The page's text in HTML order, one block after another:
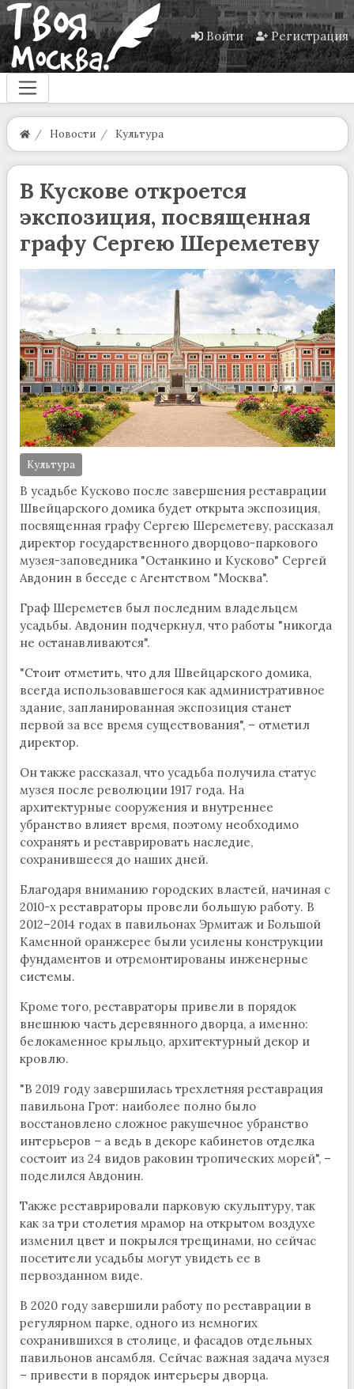
Войти Регистрация
Новости Культура
В Кускове откроется
экспозиция, посвященная
графу Сергею Шереметеву
Культура
В усадьбе Кусково после завершения реставрации
Швейцарского домика будет открыта экспозиция,
посвященная графу Сергею Шереметеву, рассказал
директор государственного дворцово-паркового
музея-заповедника "Останкино и Кусково" Сергей
Авдонин в беседе с Агентством "Москва".
Граф Шереметев был последним владельцем
усадьбы. Авдонин подчеркнул, что работы "никогда
не останавливаются".
"Стоит отметить, что для Швейцарского домика,
всегда использовавшегося как административное
здание, запланированная экспозиция станет
первой за все время существования", – отметил
директор.
Он также рассказал, что усадьба получила статус
музея после революции 1917 года. На
архитектурные сооружения и внутреннее
убранство влияет время, поэтому необходимо
сохранять и реставрировать наследие,
сохранившееся до наших дней.
Благодаря вниманию городских властей, начиная с
2010-х реставраторы провели большую работу. В
2012–2014 годах в павильонах Эрмитаж и Большой
Каменной оранжерее были усилены конструкции
фундаментов и отремонтированы инженерные
системы.
Кроме того, реставраторы привели в порядок
внешнюю часть деревянного дворца, а именно:
белокаменное крыльцо, архитектурный декор и
кровлю.
"В 2019 году завершилась трехлетняя реставрация
павильона Грот: наиболее полно было
восстановлено сложное ракушечное убранство
интерьеров – а ведь в декоре кабинетов отделка
состоит из 24 видов раковин тропических морей", –
поделился Авдонин.
Также реставрировали парковую скульптуру, так
как за три столетия мрамор на открытом воздухе
изменил цвет и покрылся трещинами, но сейчас
посетители усадьбы могут увидеть ее в
первозданном виде.
В 2020 году завершили работу по реставрации в
регулярном парке, одного из немногих
сохранившихся в столице, и фасадов отдельных
павильонов ансамбля. Сейчас важная задача музея
– привести в порядок интерьеры дворца.